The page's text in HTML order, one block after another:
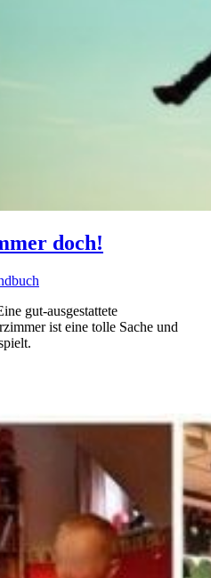
doch!
gut-ausgestattete
ist eine tolle Sache und